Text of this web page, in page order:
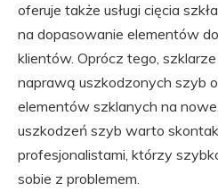
oferuje także usługi cięcia
na dopasowanie elementów
klientów. Oprócz tego,
naprawą uszkodzonych szyb
elementów szklanych na
uszkodzeń szyb warto
profesjonalistami, którzy
sobie z problemem.